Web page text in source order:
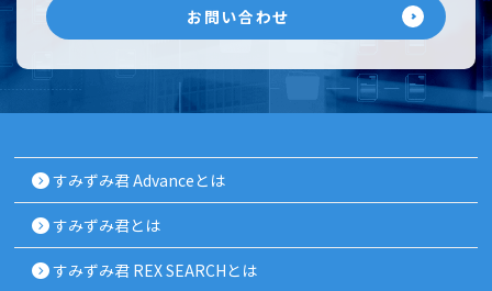
お問い合わせ
すみずみ君 Advanceとは
すみずみ君とは
すみずみ君 REX SEARCHとは